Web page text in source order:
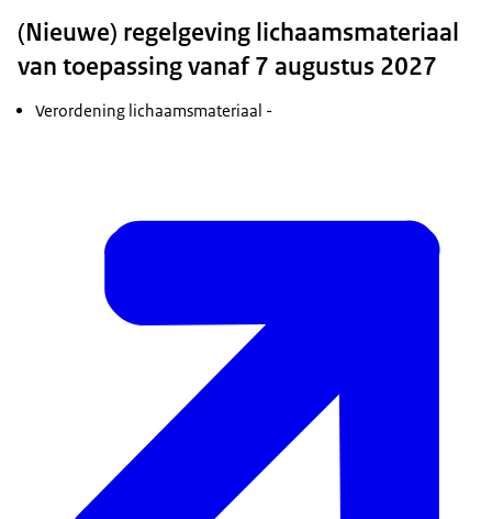
(Nieuwe) regelgeving lichaamsmateriaal
van toepassing vanaf 7 augustus 2027
Verordening lichaamsmateriaal -